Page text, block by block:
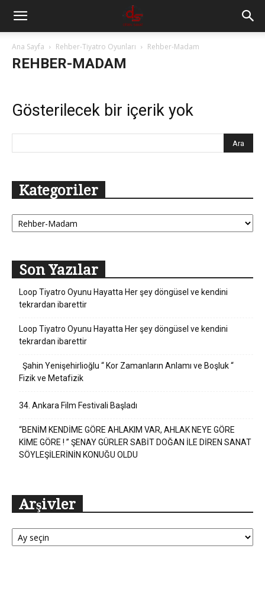
Ana Sayfa Rehber-Tiyatro Oyunları Rehber-Madam
REHBER-MADAM
Gösterilecek bir içerik yok
Kategoriler
Kategoriler
Son Yazılar
Loop Tiyatro Oyunu Hayatta Her şey döngüsel ve kendini
tekrardan ibarettir
Loop Tiyatro Oyunu Hayatta Her şey döngüsel ve kendini
tekrardan ibarettir
Şahin Yenişehirlioğlu “ Kor Zamanların Anlamı ve Boşluk “
Fizik ve Metafizik
34. Ankara Film Festivali Başladı
“BENİM KENDİME GÖRE AHLAKIM VAR, AHLAK NEYE GÖRE
KİME GÖRE ! ” ŞENAY GÜRLER SABİT DOĞAN İLE DİREN SANAT
SÖYLEŞİLERİNİN KONUĞU OLDU
Arşivler
Arşivler